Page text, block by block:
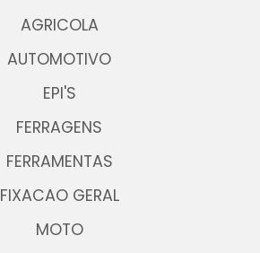
AGRICOLA
AUTOMOTIVO
EPI'S
FERRAGENS
FERRAMENTAS
FIXACAO GERAL
MOTO